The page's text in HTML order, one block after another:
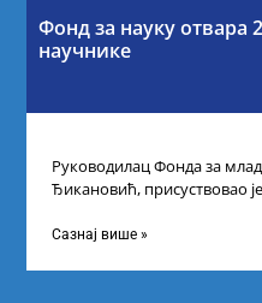
Фонд за науку отвара
научнике
Руководилац Фонда за
Ђикановић, присуствовао
Сазнај више »